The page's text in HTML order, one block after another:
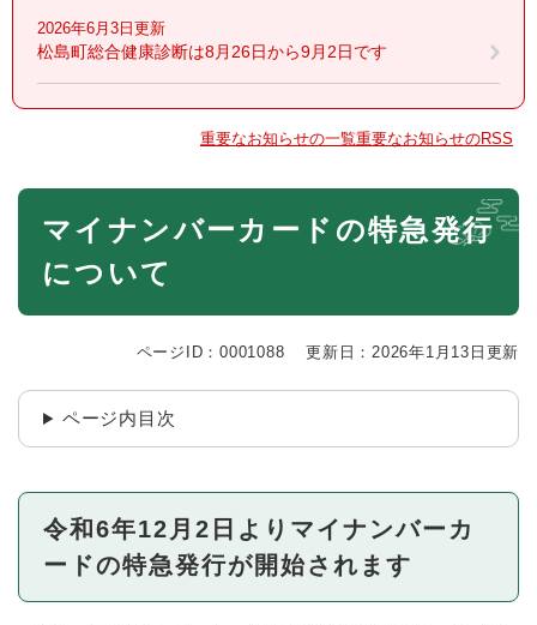
2026年6月3日更新
松島町総合健康診断は8月26日から9月2日です
重要なお知らせの一覧重要なお知らせのRSS
本
マイナンバーカードの特急発行
について
ページID：0001088 更新日：2026年1月13日更新
ページ内目次
令和6年12月2日よりマイナンバーカ
ードの特急発行が開始されます